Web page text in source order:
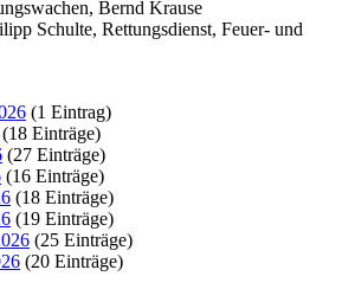
Bernd Krause
Schulte, Rettungsdienst, Feuer- und
(1 Eintrag)
(18 Einträge)
(27 Einträge)
(16 Einträge)
(18 Einträge)
(19 Einträge)
(25 Einträge)
(20 Einträge)